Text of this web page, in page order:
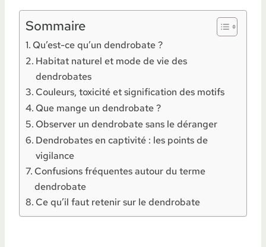
Sommaire
Qu’est-ce qu’un dendrobate ?
Habitat naturel et mode de vie des
dendrobates
Couleurs, toxicité et signification des motifs
Que mange un dendrobate ?
Observer un dendrobate sans le déranger
Dendrobates en captivité : les points de
vigilance
Confusions fréquentes autour du terme
dendrobate
Ce qu’il faut retenir sur le dendrobate